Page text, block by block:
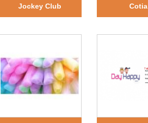
Jockey Club
Cotia